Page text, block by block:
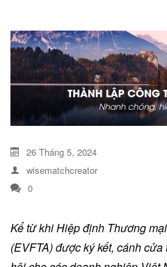
26 Tháng 5, 2024
wisematchcreator
0
Kể từ khi Hiệp định Thương
(EVFTA) được ký kết, cánh